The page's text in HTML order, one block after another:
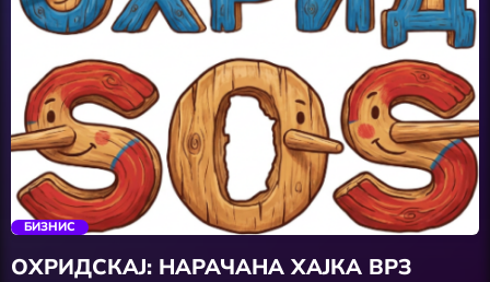
Економија
Еротика
Забава
Здравје
БИЗНИС
ОХРИДСКАЈ: НАРАЧАНА ХАЈКА ВРЗ